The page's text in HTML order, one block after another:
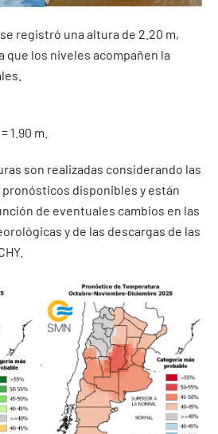
registró una altura de 2.20 m,
que los niveles acompañen la
1.90 m.
son realizadas considerando las
disponibles y están
de eventuales cambios en las
y de las descargas de las